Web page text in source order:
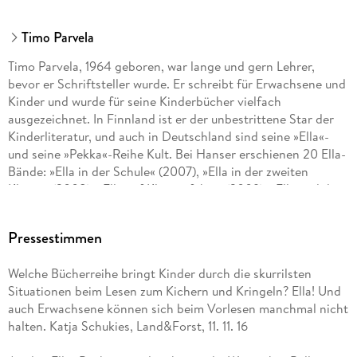
Timo Parvela
Timo Parvela, 1964 geboren, war lange und gern Lehrer,
bevor er Schriftsteller wurde. Er schreibt für Erwachsene und
Kinder und wurde für seine Kinderbücher vielfach
ausgezeichnet. In Finnland ist er der unbestrittene Star der
Kinderliteratur, und auch in Deutschland sind seine »Ella«-
und seine »Pekka«-Reihe Kult. Bei Hanser erschienen 20 Ella-
Bände: »Ella in der Schule« (2007), »Ella in der zweiten
Klasse« (2008), »Ella auf Klassenfahrt« (2009), »Ella und der
(2013), »Ella und das große Rennen« (2013), »Ella und der
Band« (2014), »Ella und die Ritter der Nacht« (2015), »Ella und
die 12 Heldentaten« (2016), »Ella und das Festkonzert« (2016),
»Ella und das Abenteuer im Wald« (2017), »Ella und der
falsche Zauberer« (2018), »Ella und ihre Freunde als
Pressestimmen
Welche Bücherreihe bringt Kinder durch die skurrilsten
Situationen beim Lesen zum Kichern und Kringeln? Ella! Und
auch Erwachsene können sich beim Vorlesen manchmal nicht
halten. Katja Schukies, Land&Forst, 11. 11. 16